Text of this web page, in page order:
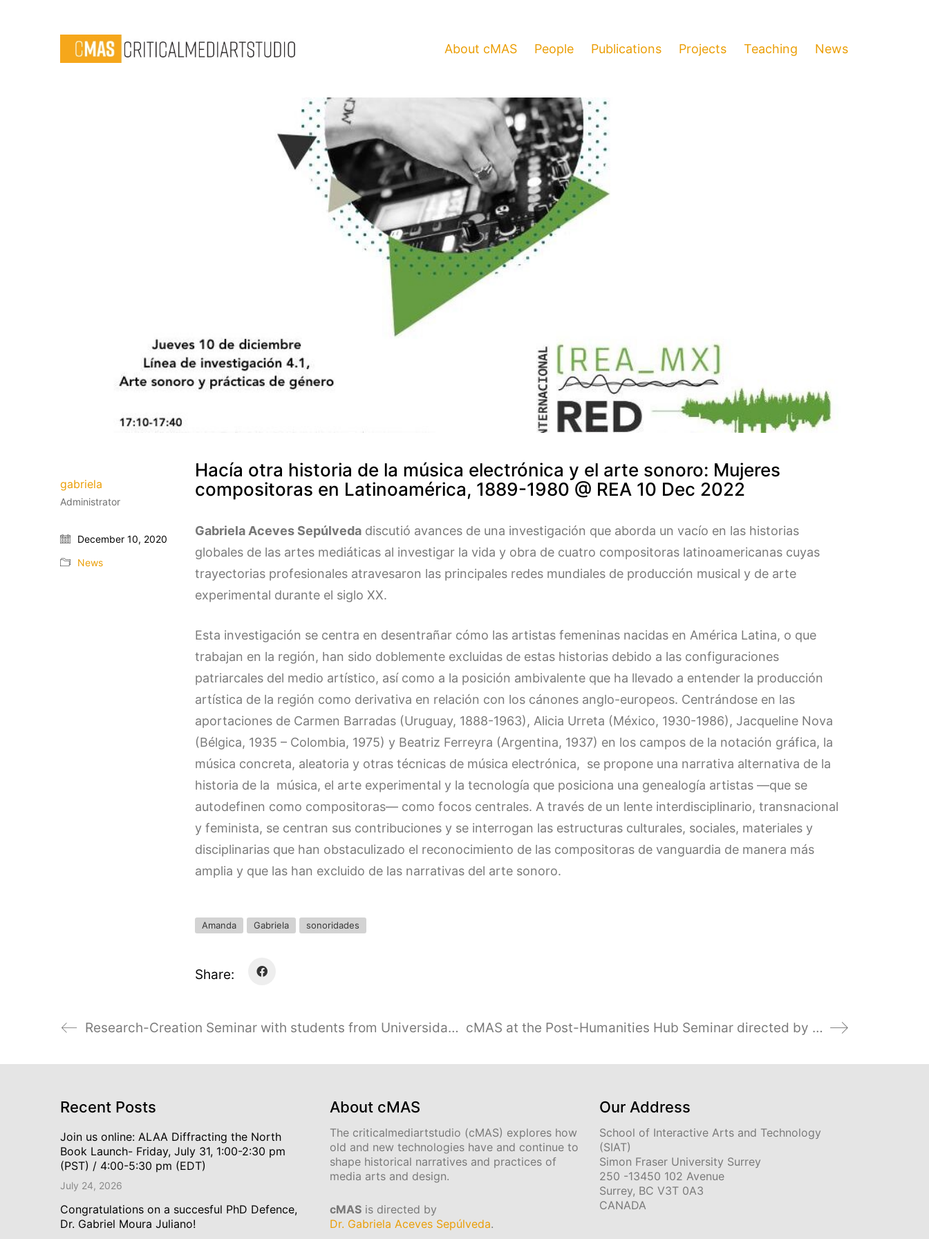
About cMAS People Publications Projects Teaching News
Hacía otra historia de la música electrónica y el arte sonoro: Mujeres
compositoras en Latinoamérica, 1889-1980 @ REA 10 Dec 2022
Gabriela Aceves Sepúlveda discutió avances de una investigación que aborda un vacío en las historias
globales de las artes mediáticas al investigar la vida y obra de cuatro compositoras latinoamericanas cuyas
trayectorias profesionales atravesaron las principales redes mundiales de producción musical y de arte
experimental durante el siglo XX.
Esta investigación se centra en desentrañar cómo las artistas femeninas nacidas en América Latina, o que
trabajan en la región, han sido doblemente excluidas de estas historias debido a las configuraciones
patriarcales del medio artístico, así como a la posición ambivalente que ha llevado a entender la producción
artística de la región como derivativa en relación con los cánones anglo-europeos. Centrándose en las
aportaciones de Carmen Barradas (Uruguay, 1888-1963), Alicia Urreta (México, 1930-1986), Jacqueline Nova
(Bélgica, 1935 – Colombia, 1975) y Beatriz Ferreyra (Argentina, 1937) en los campos de la notación gráfica, la
música concreta, aleatoria y otras técnicas de música electrónica, se propone una narrativa alternativa de la
historia de la música, el arte experimental y la tecnología que posiciona una genealogía artistas —que se
autodefinen como compositoras— como focos centrales. A través de un lente interdisciplinario, transnacional
y feminista, se centran sus contribuciones y se interrogan las estructuras culturales, sociales, materiales y
disciplinarias que han obstaculizado el reconocimiento de las compositoras de vanguardia de manera más
amplia y que las han excluido de las narrativas del arte sonoro.
Amanda Gabriela sonoridades
Share:
gabriela
Administrator
December 10, 2020
News
Research-Creation Seminar with students from Universidad de Antioquia, Medellín Colombia- Dec 7-11, 2020 cMAS at the Post-Humanities Hub Seminar directed by Prof Cecilia Åsberg and Dr Marietta Radomska.
Recent Posts
Join us online: ALAA Diffracting the North
Book Launch- Friday, July 31, 1:00-2:30 pm
(PST) / 4:00-5:30 pm (EDT)
July 24, 2026
Congratulations on a succesful PhD Defence,
Dr. Gabriel Moura Juliano!
About cMAS
The criticalmediartstudio (cMAS) explores how
old and new technologies have and continue to
shape historical narratives and practices of
media arts and design.
cMAS is directed by
Dr. Gabriela Aceves Sepúlveda.
Our Address
School of Interactive Arts and Technology
(SIAT)
Simon Fraser University Surrey
250 -13450 102 Avenue
Surrey, BC V3T 0A3
CANADA